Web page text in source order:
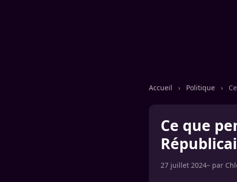
Accueil › Politique ›
Ce que
27 juillet 2024– par